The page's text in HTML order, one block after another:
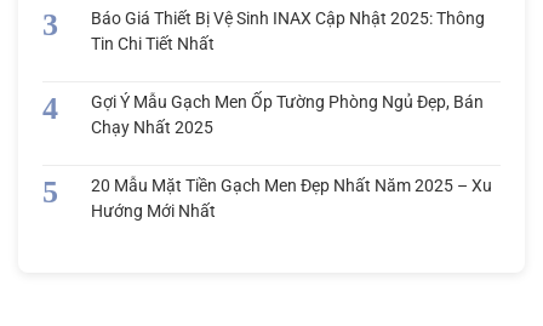
Báo Giá Thiết Bị Vệ Sinh INAX Cập Nhật 2025: Thông
Tin Chi Tiết Nhất
Gợi Ý Mẫu Gạch Men Ốp Tường Phòng Ngủ Đẹp, Bán
Chạy Nhất 2025
20 Mẫu Mặt Tiền Gạch Men Đẹp Nhất Năm 2025 – Xu
Hướng Mới Nhất